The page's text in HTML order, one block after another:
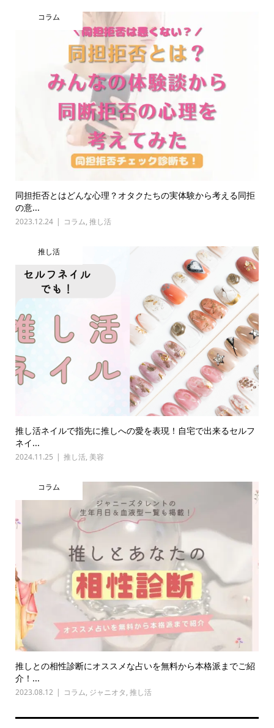
コラム
同担拒否とはどんな心理？オタクたちの実体験から考える同拒
の意...
2023.12.24 コラム, 推し活
推し活
推し活ネイルで指先に推しへの愛を表現！自宅で出来るセルフ
ネイ...
2024.11.25 推し活, 美容
コラム
推しとの相性診断にオススメな占いを無料から本格派までご紹
介！...
2023.08.12 コラム, ジャニオタ, 推し活